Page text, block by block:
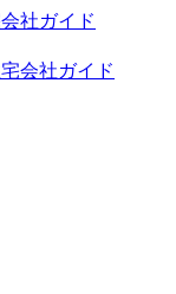
社ガイド